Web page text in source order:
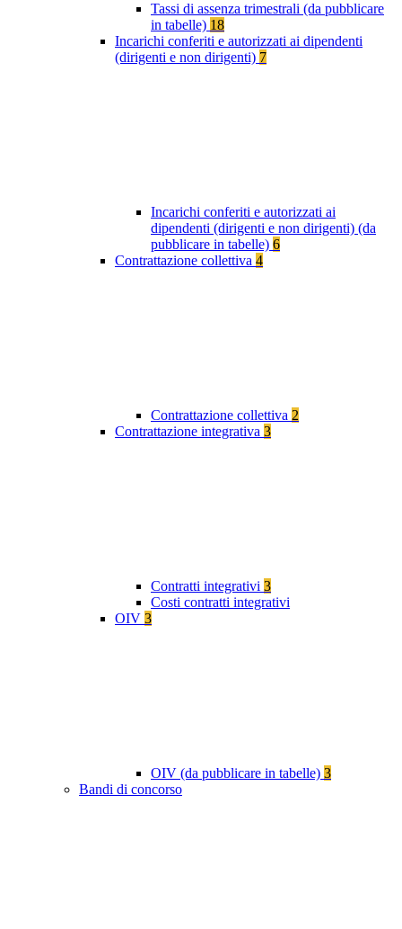
Tassi di assenza trimestrali (da pubblicare
in tabelle) 18
Incarichi conferiti e autorizzati ai dipendenti
(dirigenti e non dirigenti) 7
Incarichi conferiti e autorizzati ai
dipendenti (dirigenti e non dirigenti) (da
pubblicare in tabelle) 6
Contrattazione collettiva 4
Contrattazione collettiva 2
Contrattazione integrativa 3
Contratti integrativi 3
Costi contratti integrativi
OIV 3
OIV (da pubblicare in tabelle) 3
Bandi di concorso